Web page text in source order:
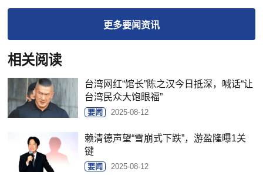
更多要闻资讯
相关阅读
台湾网红“馆长”陈之汉今日抵深，喊话“让
台湾民众大饱眼福”
要闻 2025-08-12
赖清德声望“雪崩式下跌”，游盈隆曝1关
键
要闻 2025-08-12